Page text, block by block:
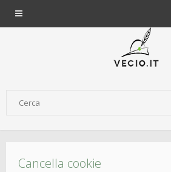
Cancella cookie